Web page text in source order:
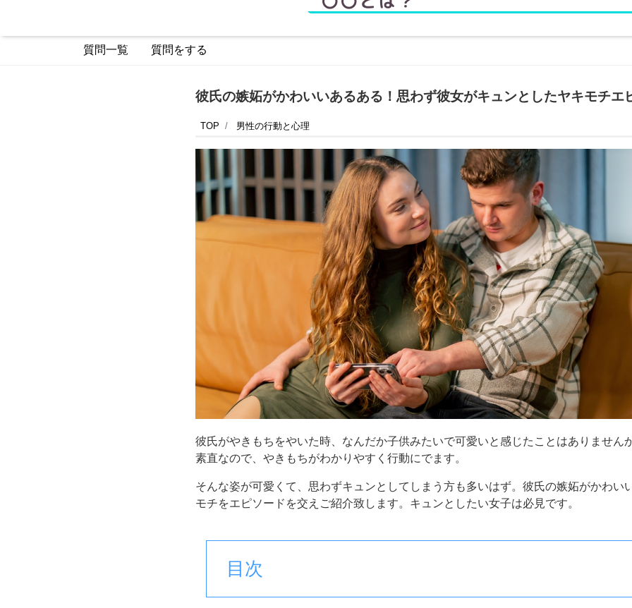
質問一覧 質問をする
彼氏の嫉妬がかわいいあるある！思わず彼女がキュンとしたヤキモチ
TOP 男性の行動と心理
彼氏がやきもちをやいた時、なんだか子供みたいで可愛いと感じたことはありません
素直なので、やきもちがわかりやすく行動にでます。
そんな姿が可愛くて、思わずキュンとしてしまう方も多いはず。彼氏の嫉妬がかわい
モチをエピソードを交えご紹介致します。キュンとしたい女子は必見です。
目次